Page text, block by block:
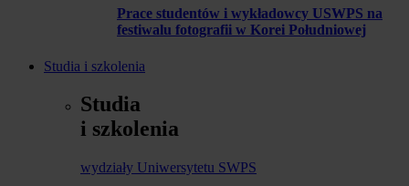
Prace studentów i wykładowcy USWPS na
festiwalu fotografii w Korei Południowej
Studia i szkolenia
Studia
i szkolenia
wydziały Uniwersytetu SWPS